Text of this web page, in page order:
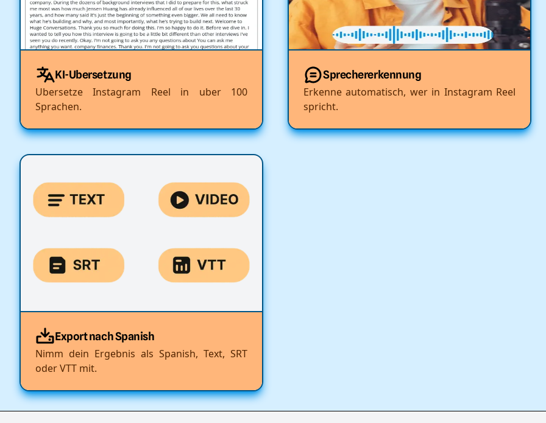
KI-Ubersetzung
Ubersetze Instagram Reel in uber 100
Sprachen.
Sprechererkennung
Erkenne automatisch, wer in Instagram Reel
spricht.
Export nach Spanish
Nimm dein Ergebnis als Spanish, Text, SRT
oder VTT mit.